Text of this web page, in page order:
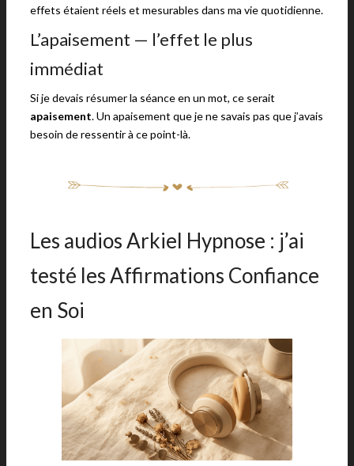
effets étaient réels et mesurables dans ma vie quotidienne.
L’apaisement — l’effet le plus
immédiat
Si je devais résumer la séance en un mot, ce serait
apaisement. Un apaisement que je ne savais pas que j’avais
besoin de ressentir à ce point-là.
Les audios Arkiel Hypnose : j’ai
testé les Affirmations Confiance
en Soi